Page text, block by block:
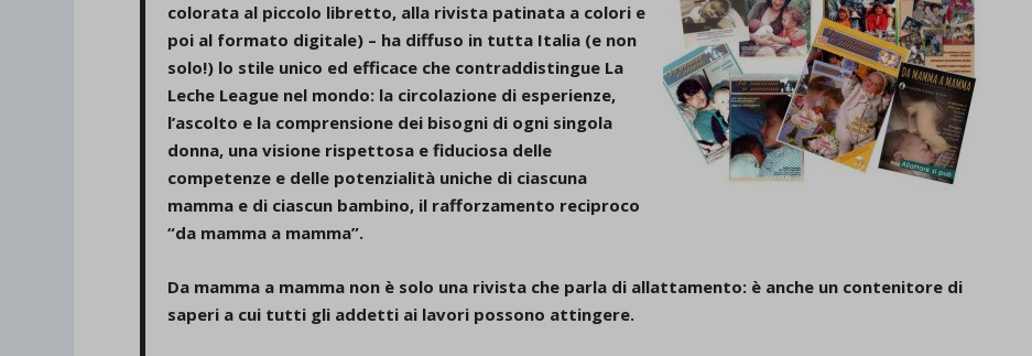
colorata al piccolo libretto, alla rivista patinata a colori e
poi al formato digitale) – ha diffuso in tutta Italia (e non
solo!) lo stile unico ed efficace che contraddistingue La
Leche League nel mondo: la circolazione di esperienze,
l’ascolto e la comprensione dei bisogni di ogni singola
donna, una visione rispettosa e fiduciosa delle
competenze e delle potenzialità uniche di ciascuna
mamma e di ciascun bambino, il rafforzamento reciproco
“da mamma a mamma”.
Da mamma a mamma non è solo una rivista che parla di allattamento: è anche un contenitore di
saperi a cui tutti gli addetti ai lavori possono attingere.